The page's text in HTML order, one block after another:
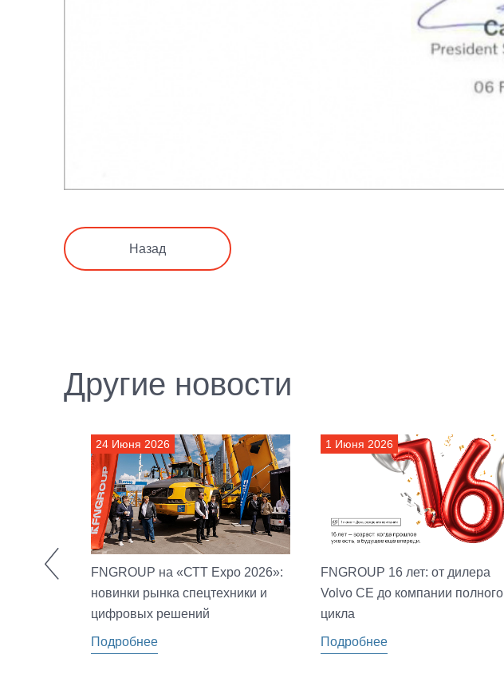
Назад
Другие новости
24 Июня 2026
FNGROUP на «СТТ Expo 2026»:
новинки рынка спецтехники и
цифровых решений
Подробнее
1 Июня 2026
FNGROUP 16 лет: от дилера
Volvo CE до компании полного
цикла
Подробнее